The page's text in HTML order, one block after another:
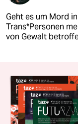
Geht es um Mord
Trans*Personen
von Gewalt